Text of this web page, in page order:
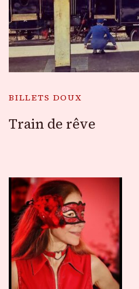
BILLETS DOUX
Train de rêve